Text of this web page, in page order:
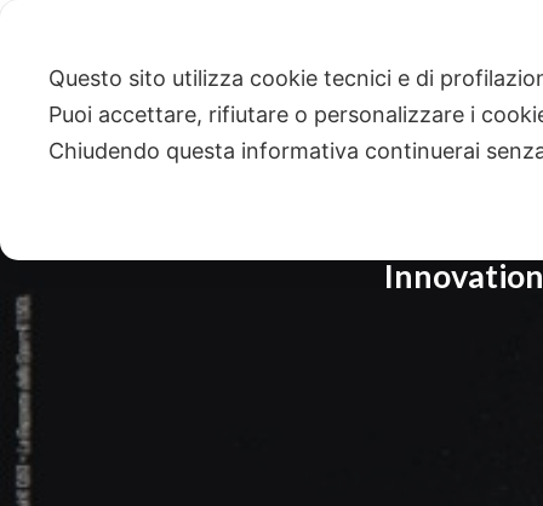
Questo sito utilizza cookie tecnici e di
Puoi accettare, rifiutare o personalizzare i
Chiudendo questa informativa continuerai